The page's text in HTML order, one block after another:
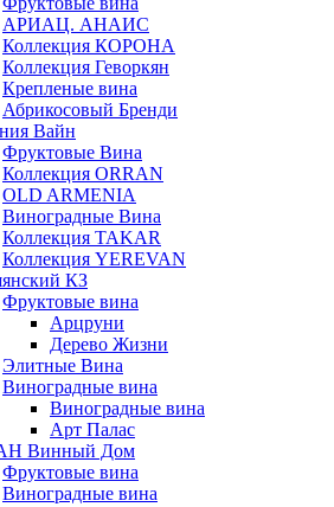
АРИАЦ. АНАИС
Коллекция КОРОНА
Коллекция Геворкян
Крепленые вина
Абрикосовый Бренди
Вайн
Фруктовые Вина
Коллекция ORRAN
OLD ARMENIA
Виноградные Вина
Коллекция TAKAR
Коллекция YEREVAN
КЗ
Фруктовые вина
Арцруни
Дерево Жизни
Элитные Вина
Виноградные вина
Виноградные вина
Арт Палас
Винный Дом
Фруктовые вина
Виноградные вина